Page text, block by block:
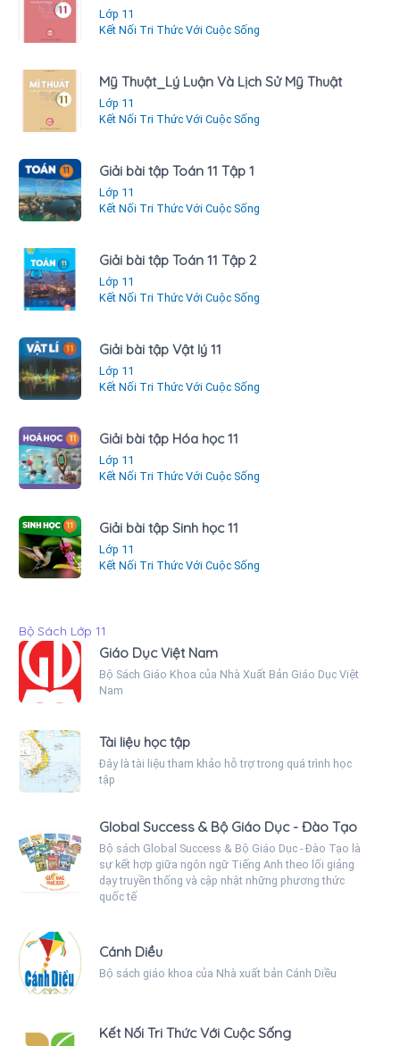
Lớp 11
Kết Nối Tri Thức Với Cuộc Sống
Mỹ Thuật_Lý Luận Và Lịch Sử Mỹ Thuật
Lớp 11
Kết Nối Tri Thức Với Cuộc Sống
Giải bài tập Toán 11 Tập 1
Lớp 11
Kết Nối Tri Thức Với Cuộc Sống
Giải bài tập Toán 11 Tập 2
Lớp 11
Kết Nối Tri Thức Với Cuộc Sống
Giải bài tập Vật lý 11
Lớp 11
Kết Nối Tri Thức Với Cuộc Sống
Giải bài tập Hóa học 11
Lớp 11
Kết Nối Tri Thức Với Cuộc Sống
Giải bài tập Sinh học 11
Lớp 11
Kết Nối Tri Thức Với Cuộc Sống
Bộ Sách Lớp 11
Giáo Dục Việt Nam
Bộ Sách Giáo Khoa của Nhà Xuất Bản Giáo Dục Việt
Nam
Tài liệu học tập
Đây là tài liệu tham khảo hỗ trợ trong quá trình học
tập
Global Success & Bộ Giáo Dục - Đào Tạo
Bộ sách Global Success & Bộ Giáo Dục - Đào Tạo là
sự kết hợp giữa ngôn ngữ Tiếng Anh theo lối giảng
dạy truyền thống và cập nhật những phương thức
quốc tế
Cánh Diều
Bộ sách giáo khoa của Nhà xuất bản Cánh Diều
Kết Nối Tri Thức Với Cuộc Sống